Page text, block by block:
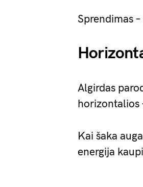
Sprendimas
Algirdas
horizontalios
Kai šaka
energija